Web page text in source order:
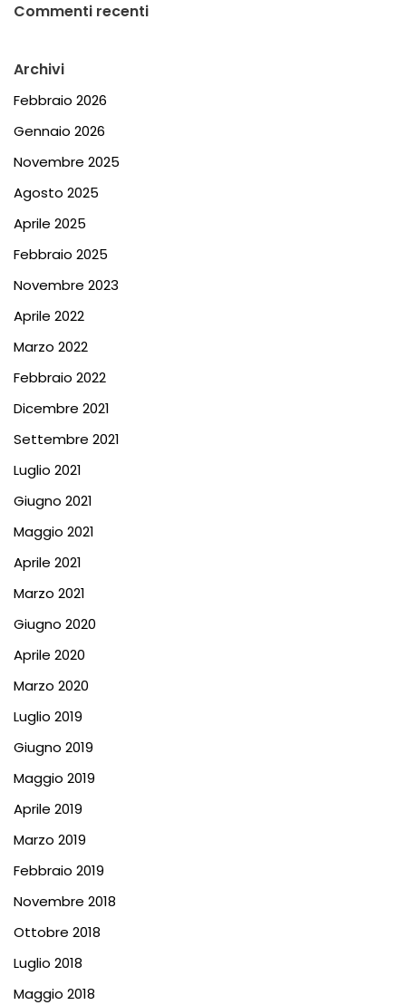
Commenti recenti
Archivi
Febbraio 2026
Gennaio 2026
Novembre 2025
Agosto 2025
Aprile 2025
Febbraio 2025
Novembre 2023
Aprile 2022
Marzo 2022
Febbraio 2022
Dicembre 2021
Settembre 2021
Luglio 2021
Giugno 2021
Maggio 2021
Aprile 2021
Marzo 2021
Giugno 2020
Aprile 2020
Marzo 2020
Luglio 2019
Giugno 2019
Maggio 2019
Aprile 2019
Marzo 2019
Febbraio 2019
Novembre 2018
Ottobre 2018
Luglio 2018
Maggio 2018